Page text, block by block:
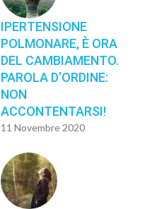
IPERTENSIONE
POLMONARE, È ORA
DEL CAMBIAMENTO.
PAROLA D’ORDINE:
NON
ACCONTENTARSI!
11 Novembre 2020